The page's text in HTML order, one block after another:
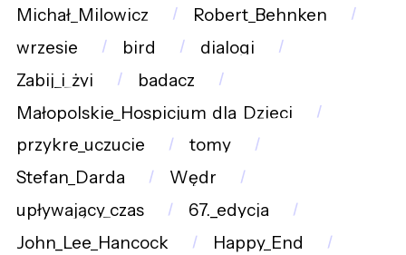
Michał_Milowicz
Robert_Behnken
wrzesie
bird
dialogi
Zabij_i_żyj
badacz
Małopolskie_Hospicjum_dla_Dzieci
przykre_uczucie
tomy
Stefan_Darda
Wędr
upływający_czas
67._edycja
John_Lee_Hancock
Happy_End